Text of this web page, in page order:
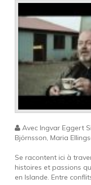
Avec Ingvar Eggert
Björnsson, Maria
Se racontent ici à
histoires et passions
en Islande. Entre